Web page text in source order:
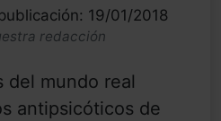
19/01/2018
redacción
del mundo real
antipsicóticos de